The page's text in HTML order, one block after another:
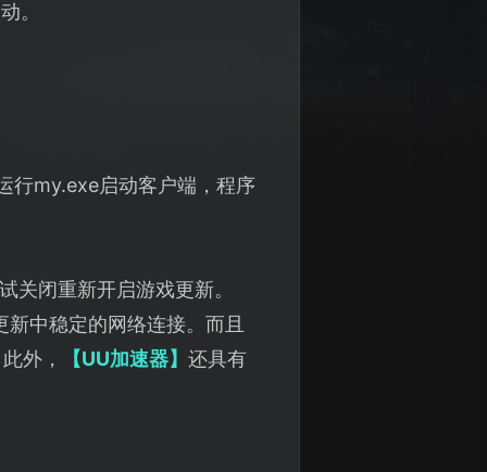
。
行my.exe启动客户端，程序
关闭重新开启游戏更新。
中稳定的网络连接。而且
外，
【UU加速器】 还具有